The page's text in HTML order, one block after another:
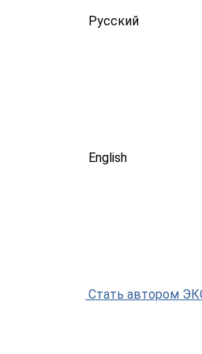
Русский
English
Стать автором